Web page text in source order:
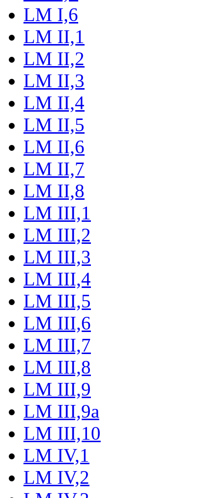
LM I,6
LM II,1
LM II,2
LM II,3
LM II,4
LM II,5
LM II,6
LM II,7
LM II,8
LM III,1
LM III,2
LM III,3
LM III,4
LM III,5
LM III,6
LM III,7
LM III,8
LM III,9
LM III,9a
LM III,10
LM IV,1
LM IV,2